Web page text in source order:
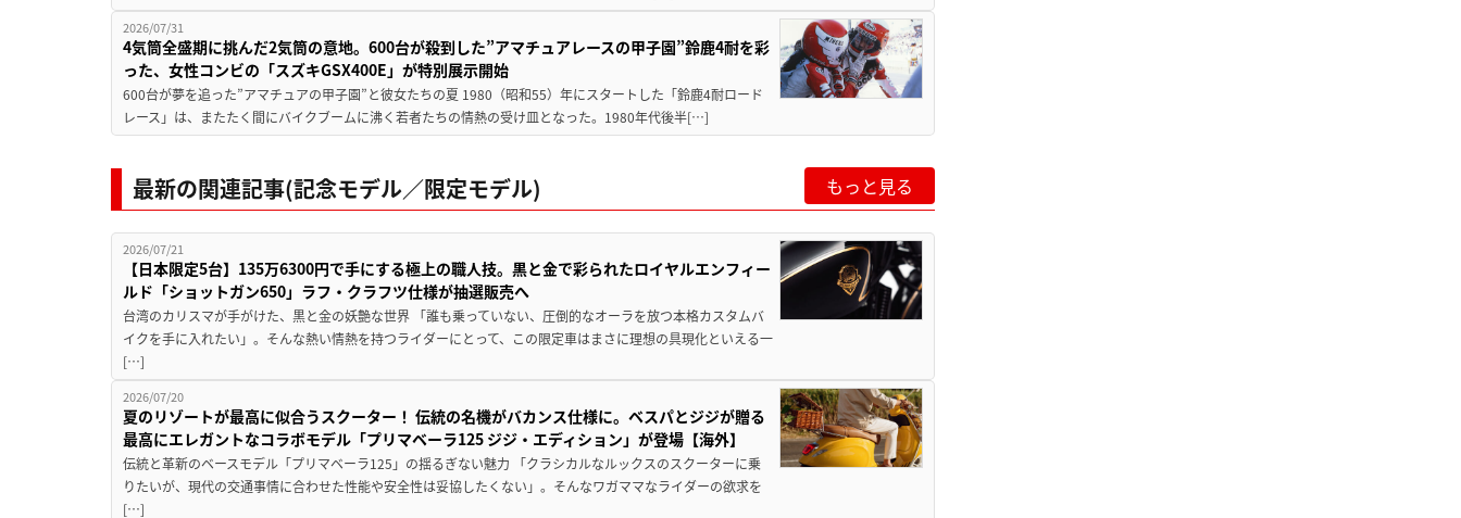
2026/07/31
4気筒全盛期に挑んだ2気筒の意地。600台が殺到した”アマチュアレースの甲子園”鈴鹿4耐を彩
った、女性コンビの「スズキGSX400E」が特別展示開始
600台が夢を追った”アマチュアの甲子園”と彼女たちの夏 1980（昭和55）年にスタートした「鈴鹿4耐ロード
レース」は、またたく間にバイクブームに沸く若者たちの情熱の受け皿となった。1980年代後半[…]
最新の関連記事(記念モデル／限定モデル) もっと見る
2026/07/21
【日本限定5台】135万6300円で手にする極上の職人技。黒と金で彩られたロイヤルエンフィー
ルド「ショットガン650」ラフ・クラフツ仕様が抽選販売へ
台湾のカリスマが手がけた、黒と金の妖艶な世界 「誰も乗っていない、圧倒的なオーラを放つ本格カスタムバ
イクを手に入れたい」。そんな熱い情熱を持つライダーにとって、この限定車はまさに理想の具現化といえる一
[…]
2026/07/20
夏のリゾートが最高に似合うスクーター！ 伝統の名機がバカンス仕様に。ベスパとジジが贈る
最高にエレガントなコラボモデル「プリマベーラ125 ジジ・エディション」が登場【海外】
伝統と革新のベースモデル「プリマベーラ125」の揺るぎない魅力 「クラシカルなルックスのスクーターに乗
りたいが、現代の交通事情に合わせた性能や安全性は妥協したくない」。そんなワガママなライダーの欲求を
[…]